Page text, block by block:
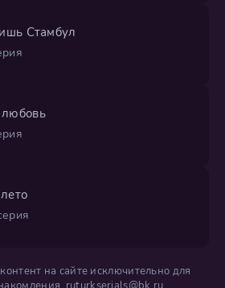
Стамбул
на сайте исключительно для